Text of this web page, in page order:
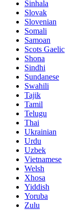
Sinhala
Slovak
Slovenian
Somali
Samoan
Scots Gaelic
Shona
Sindhi
Sundanese
Swahili
Tajik
Tamil
Telugu
Thai
Ukrainian
Urdu
Uzbek
Vietnamese
Welsh
Xhosa
Yiddish
Yoruba
Zulu